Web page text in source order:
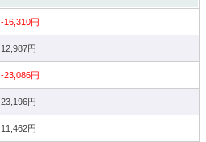
-16,310円
12,987円
-23,086円
23,196円
11,462円